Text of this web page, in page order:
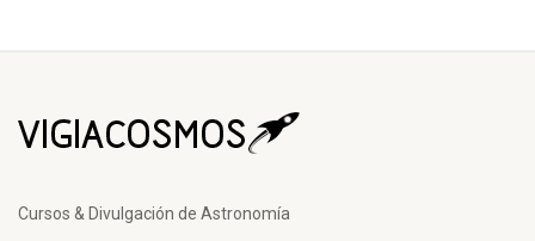
Cursos & Divulgación de Astronomía